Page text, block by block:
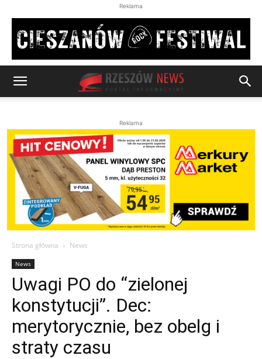
Reklama
Reklama
Strona główna News
News
Uwagi PO do “zielonej
konstytucji”. Dec:
merytorycznie, bez obelg i
straty czasu